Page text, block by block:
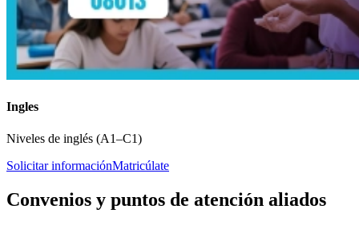
Ingles
Niveles de inglés (A1–C1)
Solicitar informaciónMatricúlate
Convenios y puntos de atención aliados